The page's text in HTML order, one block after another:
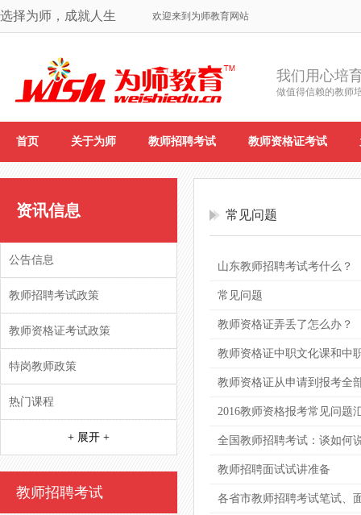
选择为师，成就人生 欢迎来到为师教育网站
我们用心培
做值得信赖的教师
首页 关于为师 教师招聘考试 教师资格证考试
资讯信息
公告信息
教师招聘考试政策
教师资格证考试政策
特岗教师政策
热门课程
+ 展开 +
教师招聘考试
常见问题
山东教师招聘考试考什么？
常见问题
教师资格证弄丢了怎么办？
教师资格证中职文化课和中
教师资格证从申请到报考全
2016教师资格报考常见问题
全国教师招聘考试：谈如何
教师招聘面试试讲准备
各省市教师招聘考试笔试、